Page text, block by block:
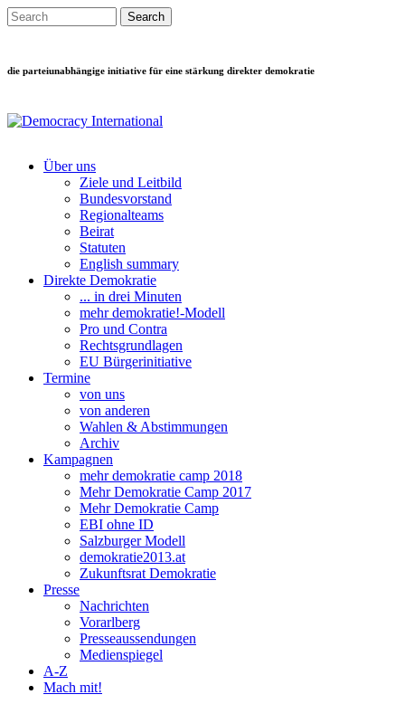
Direkt zum Inhalt
Search this site
die parteiunabhängige initiative für eine stärkung direkter demokratie
Main menu
Über uns
Ziele und Leitbild
Bundesvorstand
Regionalteams
Beirat
Statuten
English summary
Direkte Demokratie
... in drei Minuten
mehr demokratie!-Modell
Pro und Contra
Rechtsgrundlagen
EU Bürgerinitiative
Termine
von uns
von anderen
Wahlen & Abstimmungen
Archiv
Kampagnen
mehr demokratie camp 2018
Mehr Demokratie Camp 2017
Mehr Demokratie Camp
EBI ohne ID
Salzburger Modell
demokratie2013.at
Zukunftsrat Demokratie
Presse
Nachrichten
Vorarlberg
Presseaussendungen
Medienspiegel
A-Z
Mach mit!